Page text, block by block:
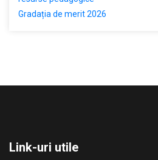
Gradația de merit 2026
Link-uri utile